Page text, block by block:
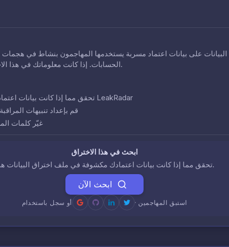
على بيانات اعتماد مسربة يستخدمها المهاجمون بنشاط في هجمات
الحسابات. إذا كانت معلوماتك في هذا الاختراق، فقد تكون حساباتك في خطر.
تحقق مما إذا كانت بيانات اعتمادك تظهر في هذا الاختراق باستخدام LeakRadar
قم بإعداد تنبيهات
غيّر كلمات
ابحث في هذا الاختراق
تحقق مما إذا كانت بيانات اعتمادك مكشوفة في ملف اختراق البيانات هذا.
ابحث الآن
أو سجل باستخدام · استبق المهاجمين